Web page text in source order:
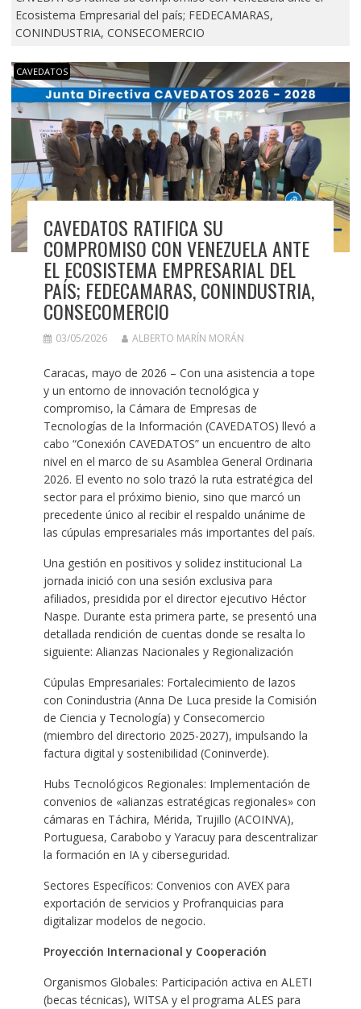
Ecosistema Empresarial del país; FEDECAMARAS,
CONINDUSTRIA, CONSECOMERCIO
CAVEDATOS
CAVEDATOS RATIFICA SU
COMPROMISO CON VENEZUELA ANTE
EL ECOSISTEMA EMPRESARIAL DEL
PAÍS; FEDECAMARAS, CONINDUSTRIA,
CONSECOMERCIO
03/05/2026 ALBERTO MARÍN MORÁN
Caracas, mayo de 2026 – Con una asistencia a tope
y un entorno de innovación tecnológica y
compromiso, la Cámara de Empresas de
Tecnologías de la Información (CAVEDATOS) llevó a
cabo “Conexión CAVEDATOS” un encuentro de alto
nivel en el marco de su Asamblea General Ordinaria
2026. El evento no solo trazó la ruta estratégica del
sector para el próximo bienio, sino que marcó un
precedente único al recibir el respaldo unánime de
las cúpulas empresariales más importantes del país.
Una gestión en positivos y solidez institucional La
jornada inició con una sesión exclusiva para
afiliados, presidida por el director ejecutivo Héctor
Naspe. Durante esta primera parte, se presentó una
detallada rendición de cuentas donde se resalta lo
siguiente: Alianzas Nacionales y Regionalización
Cúpulas Empresariales: Fortalecimiento de lazos
con Conindustria (Anna De Luca preside la Comisión
de Ciencia y Tecnología) y Consecomercio
(miembro del directorio 2025-2027), impulsando la
factura digital y sostenibilidad (Coninverde).
Hubs Tecnológicos Regionales: Implementación de
convenios de «alianzas estratégicas regionales» con
cámaras en Táchira, Mérida, Trujillo (ACOINVA),
Portuguesa, Carabobo y Yaracuy para descentralizar
la formación en IA y ciberseguridad.
Sectores Específicos: Convenios con AVEX para
exportación de servicios y Profranquicias para
digitalizar modelos de negocio.
Proyección Internacional y Cooperación
Organismos Globales: Participación activa en ALETI
(becas técnicas), WITSA y el programa ALES para